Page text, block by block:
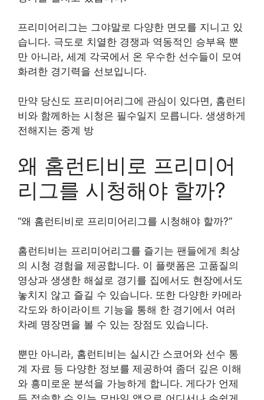
프리미어리그는 그야말로 다양한 면모를 지니고 있
습니다. 극도로 치열한 경쟁과 역동적인 승부욕 뿐
만 아니라, 세계 각국에서 온 우수한 선수들이 모여
화려한 경기력을 선보입니다.
만약 당신도 프리미어리그에 관심이 있다면, 홈런티
비와 함께하는 시청은 필수일지 모릅니다. 생생하게
전해지는 중계 방
왜 홈런티비로 프리미어
리그를 시청해야 할까?
“왜 홈런티비로 프리미어리그를 시청해야 할까?”
홈런티비는 프리미어리그를 즐기는 팬들에게 최상
의 시청 경험을 제공합니다. 이 플랫폼은 고품질의
영상과 생생한 해설로 경기를 집에서도 현장에서도
놓치지 않고 즐길 수 있습니다. 또한 다양한 카메라
각도와 하이라이트 기능을 통해 한 경기에서 여러
차례 명장면을 볼 수 있는 장점도 있습니다.
뿐만 아니라, 홈런티비는 실시간 스코어와 선수 통
계 자료 등 다양한 정보를 제공하여 좀더 깊은 이해
와 흥미로운 분석을 가능하게 합니다. 게다가 언제